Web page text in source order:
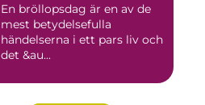
En bröllopsdag är en av de
mest betydelsefulla
händelserna i ett pars liv och
det &au...